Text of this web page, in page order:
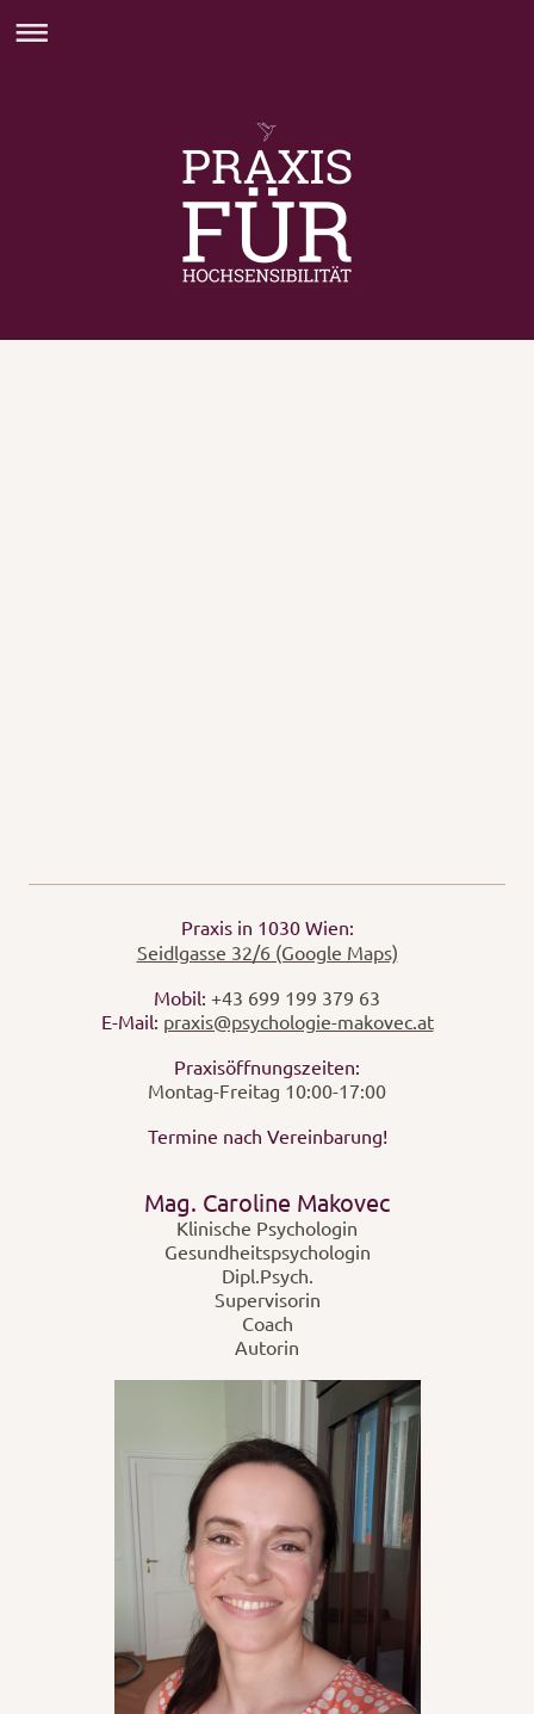
Praxis in 1030 Wien:
Seidlgasse 32/6 (Google Maps)
Mobil: +43 699 199 379 63
E-Mail: praxis@psychologie-makovec.at
Praxisöffnungszeiten:
Montag-Freitag 10:00-17:00
Termine nach Vereinbarung!
Mag. Caroline Makovec
Klinische Psychologin
Gesundheitspsychologin
Dipl.Psych.
Supervisorin
Coach
Autorin